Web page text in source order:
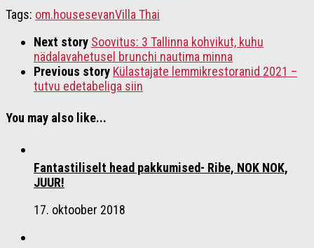
Tags: om.housesevanVilla Thai
Next story Soovitus: 3 Tallinna kohvikut, kuhu
nädalavahetusel brunchi nautima minna
Previous story Külastajate lemmikrestoranid 2021 –
tutvu edetabeliga siin
You may also like...
Fantastiliselt head pakkumised- Ribe, NOK NOK,
JUUR!
17. oktoober 2018